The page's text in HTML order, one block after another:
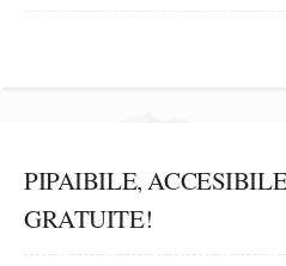
PIPAIBILE,
GRATUITE!